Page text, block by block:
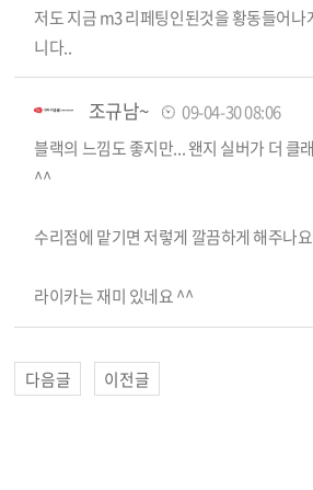
저도 지금 m3 리페팅인된것을 황동들어나
니다..
조규남~
09-04-30 08:06
블랙의 느낌도 좋지만... 왠지 실버가 더 클
^^
수리점에 맡기면 저렇게 깔끔하게 해주나
라이카는 재미 있네요 ^^
다음글 이전글